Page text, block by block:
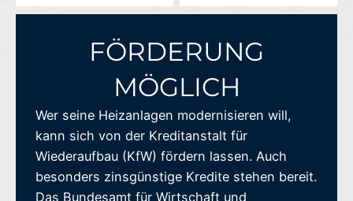
FÖRDERUNG
MÖGLICH
Wer seine Heizanlagen modernisieren will,
kann sich von der Kreditanstalt für
Wiederaufbau (KfW) fördern lassen. Auch
besonders zinsgünstige Kredite stehen bereit.
Das Bundesamt für Wirtschaft und